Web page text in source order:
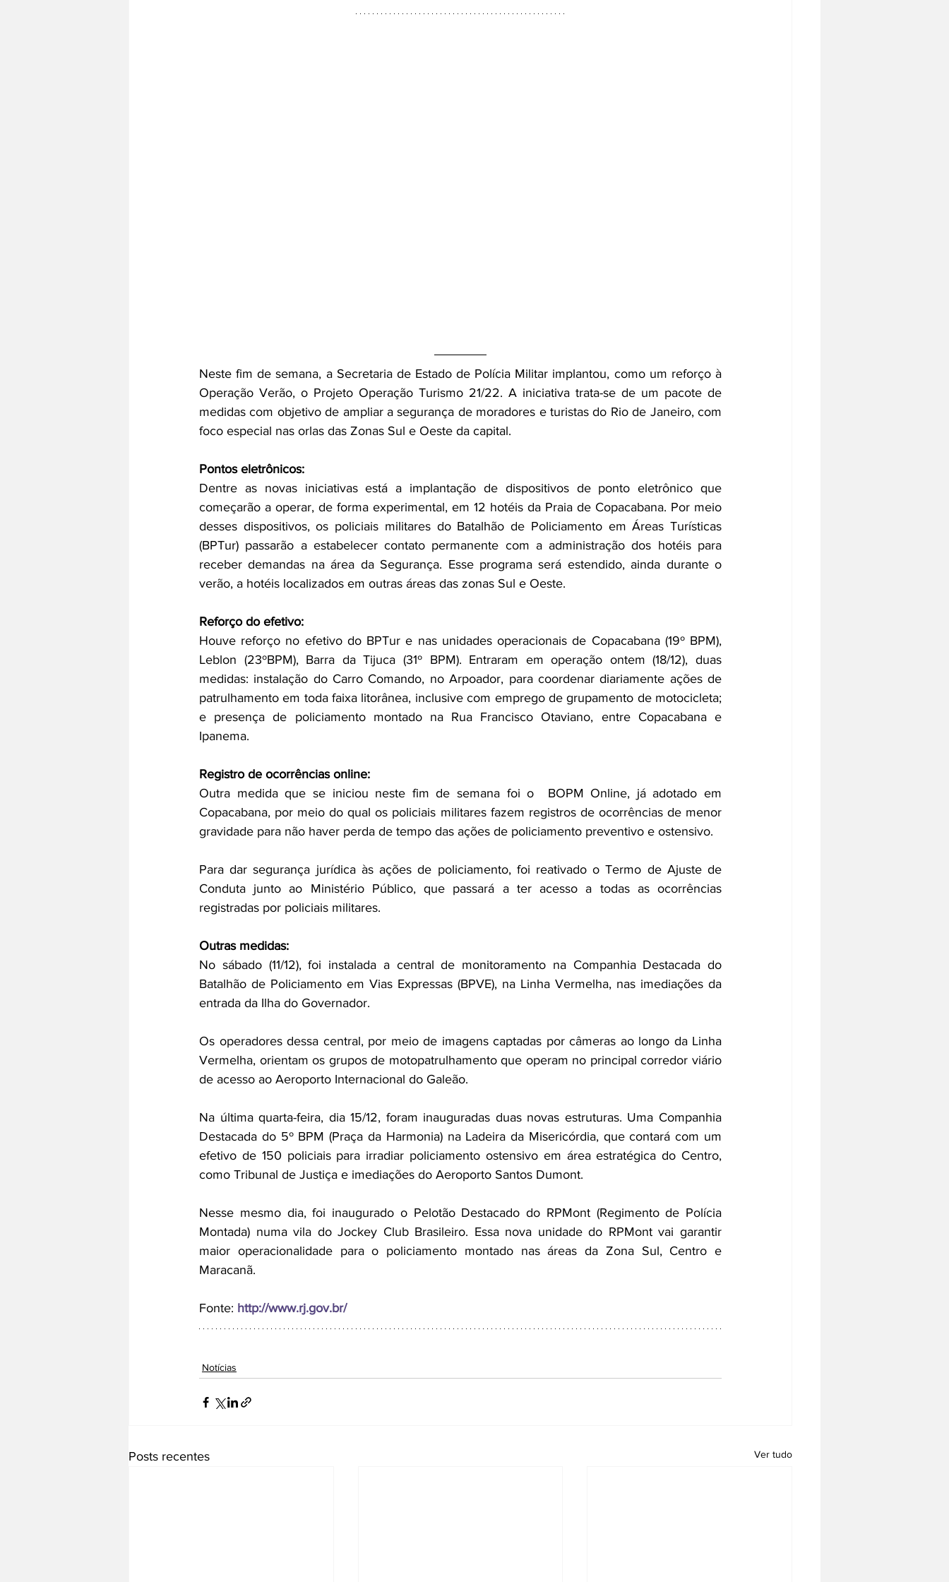
Neste fim de semana, a Secretaria de Estado de Polícia Militar implantou, como um reforço à
Operação Verão, o Projeto Operação Turismo 21/22. A iniciativa trata-se de um pacote de
medidas com objetivo de ampliar a segurança de moradores e turistas do Rio de Janeiro, com
foco especial nas orlas das Zonas Sul e Oeste da capital.
Pontos eletrônicos:
Dentre as novas iniciativas está a implantação de dispositivos de ponto eletrônico que
começarão a operar, de forma experimental, em 12 hotéis da Praia de Copacabana. Por meio
desses dispositivos, os policiais militares do Batalhão de Policiamento em Áreas Turísticas
(BPTur) passarão a estabelecer contato permanente com a administração dos hotéis para
receber demandas na área da Segurança. Esse programa será estendido, ainda durante o
verão, a hotéis localizados em outras áreas das zonas Sul e Oeste.
Reforço do efetivo:
Houve reforço no efetivo do BPTur e nas unidades operacionais de Copacabana (19º BPM),
Leblon (23ºBPM), Barra da Tijuca (31º BPM). Entraram em operação ontem (18/12), duas
medidas: instalação do Carro Comando, no Arpoador, para coordenar diariamente ações de
patrulhamento em toda faixa litorânea, inclusive com emprego de grupamento de motocicleta;
e presença de policiamento montado na Rua Francisco Otaviano, entre Copacabana e
Ipanema.
Registro de ocorrências online:
Outra medida que se iniciou neste fim de semana foi o  BOPM Online, já adotado em
Copacabana, por meio do qual os policiais militares fazem registros de ocorrências de menor
gravidade para não haver perda de tempo das ações de policiamento preventivo e ostensivo.
Para dar segurança jurídica às ações de policiamento, foi reativado o Termo de Ajuste de
Conduta junto ao Ministério Público, que passará a ter acesso a todas as ocorrências
registradas por policiais militares.
Outras medidas:
No sábado (11/12), foi instalada a central de monitoramento na Companhia Destacada do
Batalhão de Policiamento em Vias Expressas (BPVE), na Linha Vermelha, nas imediações da
entrada da Ilha do Governador.
Os operadores dessa central, por meio de imagens captadas por câmeras ao longo da Linha
Vermelha, orientam os grupos de motopatrulhamento que operam no principal corredor viário
de acesso ao Aeroporto Internacional do Galeão.
Na última quarta-feira, dia 15/12, foram inauguradas duas novas estruturas. Uma Companhia
Destacada do 5º BPM (Praça da Harmonia) na Ladeira da Misericórdia, que contará com um
efetivo de 150 policiais para irradiar policiamento ostensivo em área estratégica do Centro,
como Tribunal de Justiça e imediações do Aeroporto Santos Dumont.
Nesse mesmo dia, foi inaugurado o Pelotão Destacado do RPMont (Regimento de Polícia
Montada) numa vila do Jockey Club Brasileiro. Essa nova unidade do RPMont vai garantir
maior operacionalidade para o policiamento montado nas áreas da Zona Sul, Centro e
Maracanã.
Fonte: http://www.rj.gov.br/
Notícias
Posts recentes Ver tudo